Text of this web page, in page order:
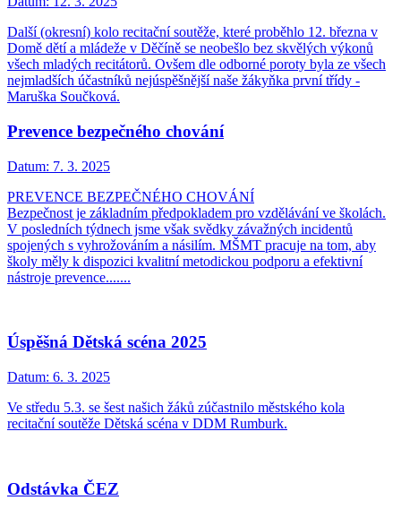
Další (okresní) kolo recitační soutěže, které proběhlo 12. března v
Domě dětí a mládeže v Děčíně se neobešlo bez skvělých výkonů
všech mladých recitátorů. Ovšem dle odborné poroty byla ze všech
nejmladších účastníků nejúspěšnější naše žákyňka první třídy -
Maruška Součková.
Prevence bezpečného chování
Datum: 7. 3. 2025
PREVENCE BEZPEČNÉHO CHOVÁNÍ
Bezpečnost je základním předpokladem pro vzdělávání ve školách.
V posledních týdnech jsme však svědky závažných incidentů
spojených s vyhrožováním a násilím. MŠMT pracuje na tom, aby
školy měly k dispozici kvalitní metodickou podporu a efektivní
nástroje prevence.......
Úspěšná Dětská scéna 2025
Datum: 6. 3. 2025
Ve středu 5.3. se šest našich žáků zúčastnilo městského kola
recitační soutěže Dětská scéna v DDM Rumburk.
Odstávka ČEZ